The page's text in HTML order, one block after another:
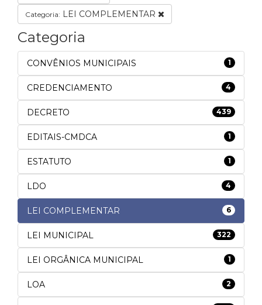
Categoria: LEI COMPLEMENTAR
Categoria
CONVÊNIOS MUNICIPAIS 1
CREDENCIAMENTO 4
DECRETO 439
EDITAIS-CMDCA 1
ESTATUTO 1
LDO 4
LEI COMPLEMENTAR 6
LEI MUNICIPAL 322
LEI ORGÂNICA MUNICIPAL 1
LOA 2